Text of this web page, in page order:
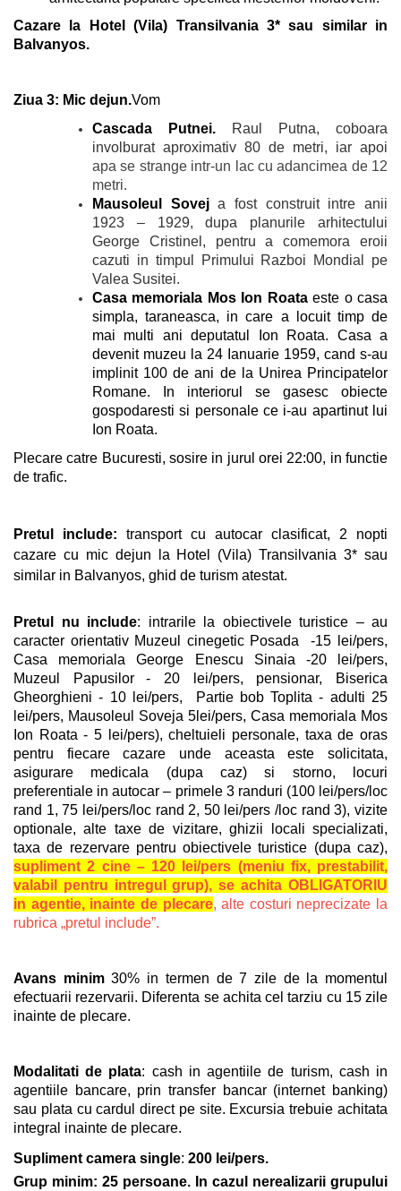
Cazare la Hotel (Vila) Transilvania 3* sau similar in
Balvanyos.
Ziua 3: Mic dejun.Vom
Cascada Putnei.
Raul Putna, coboara
involburat aproximativ 80 de metri, iar apoi
apa se strange intr-un lac cu adancimea de 12
metri.
Mausoleul Soveja fost construit intre anii
1923 – 1929, dupa planurile arhitectului
George Cristinel, pentru a comemora eroii
cazuti in timpul Primului Razboi Mondial pe
Valea Susitei.
Casa memoriala Mos Ion Roataeste o casa
simpla, taraneasca, in care a locuit timp de
mai multi ani deputatul Ion Roata. Casa a
devenit muzeu la 24 Ianuarie 1959, cand s-au
implinit 100 de ani de la Unirea Principatelor
Romane. In interiorul se gasesc obiecte
gospodaresti si personale ce i-au apartinut lui
Ion Roata.
Plecare catre Bucuresti, sosire in jurul orei 22:00, in functie
de trafic.
Pretul include: transport cu autocar clasificat, 2 nopti
cazare cu mic dejun
la Hotel (Vila) Transilvania 3* sau
similar in Balvanyos, ghid de turism atestat.
Pretul nu include: intrarile la obiectivele turistice – au
caracter orientativ Muzeul cinegetic Posada -15 lei/pers,
Casa memoriala George Enescu Sinaia -20 lei/pers,
Muzeul Papusilor
- 20 lei/pers, pensionar, Biserica
Gheorghieni - 10 lei/pers, Partie bob Toplita - adulti 25
lei/pers, Mausoleul Soveja 5lei/pers, Casa memoriala Mos
Ion Roata - 5 lei/pers),cheltuieli personale, taxa de oras
pentru fiecare cazare unde aceasta este solicitata,
asigurare medicala (dupa caz) si storno, locuri
preferentiale in autocar – primele 3 randuri (100 lei/pers/loc
rand 1, 75 lei/pers/loc rand 2, 50 lei/pers /loc rand 3), vizite
optionale, alte taxe de vizitare, ghizii locali specializati,
taxa de rezervare pentru obiectivele turistice (dupa caz),
supliment 2 cine – 120 lei/pers (meniu fix, prestabilit,
valabil pentru intregul grup), se achita OBLIGATORIU
in agentie, inainte de plecare, alte costuri neprecizate la
rubrica „pretul include”.
Avans minim30% in termen de 7 zile de la momentul
efectuarii rezervarii. Diferenta se achita cel tarziu cu 15 zile
inainte de plecare.
Modalitati de plata: cash in agentiile de turism, cash in
agentiile bancare, prin transfer bancar (internet banking)
sau plata cu cardul direct pe site. Excursia trebuie achitata
integral inainte de plecare.
Supliment camera single: 200 lei/pers.
Grup minim: 25 persoane. In cazul nerealizarii grupului